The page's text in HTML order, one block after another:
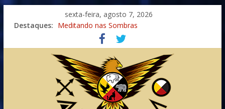
sexta-feira, agosto 7, 2026
Destaques: Imaginação na Cura
Meditando nas Sombras
Autosuficiência: A Jornada do Espírito Ancestral
Xamanismo Universal
Totens – Caminho Espiritual – Crescimento